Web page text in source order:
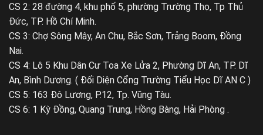
CS 2: 28 đường 4, khu phố 5, phường Trường Thọ, Tp Thủ
Đức, TP. Hồ Chí Minh.
CS 3: Chợ Sông Mây, An Chu, Bắc Sơn, Trảng Boom, Đồng
Nai.
CS 4: Lô 5 Khu Dân Cư Toa Xe Lửa 2, Phường Dĩ An, TP. Dĩ
An, Bình Dương. ( Đối Diện Cổng Trường Tiểu Học Dĩ AN C )
CS 5: 163 Đô Lương, P.12, Tp. Vũng Tàu.
CS 6: 1 Kỳ Đồng, Quang Trung, Hồng Bàng, Hải Phòng .